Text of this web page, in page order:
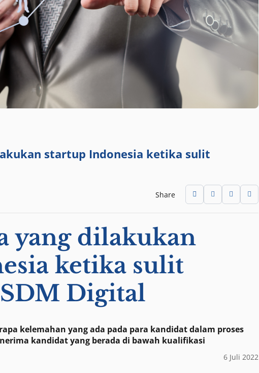
startup Indonesia ketika sulit
Share
yang dilakukan
ketika sulit
Digital
kelemahan yang ada pada para kandidat dalam proses
kandidat yang berada di bawah kualifikasi
6 Juli 2022